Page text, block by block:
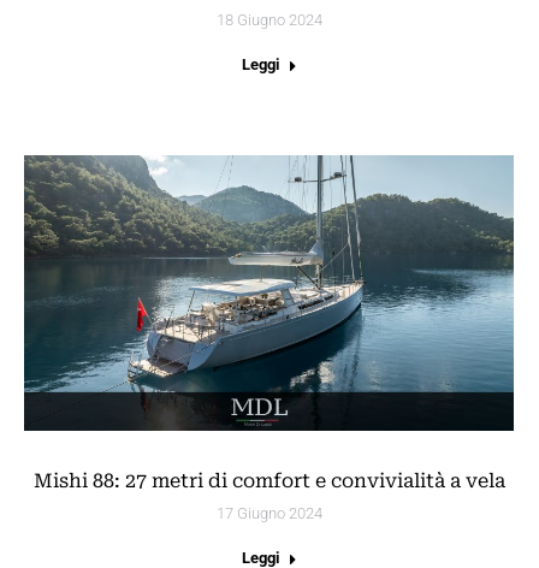
18 Giugno 2024
Leggi
Mishi 88: 27 metri di comfort e convivialità a vela
17 Giugno 2024
Leggi